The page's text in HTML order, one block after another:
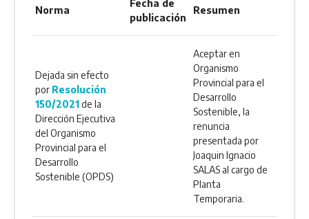
Norma
Fecha de
publicación
Resumen
Dejada sin efecto
por Resolución
150/2021de la
Dirección Ejecutiva
del Organismo
Provincial para el
Desarrollo
Sostenible (OPDS)
Aceptar en
Organismo
Provincial para el
Desarrollo
Sostenible, la
renuncia
presentada por
Joaquin Ignacio
SALAS al cargo de
Planta
Temporaria.